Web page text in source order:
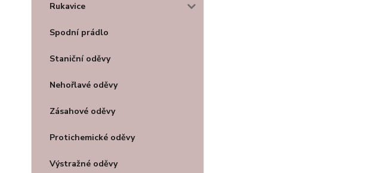
Rukavice
Spodní prádlo
Staniční oděvy
Nehořlavé oděvy
Zásahové oděvy
Protichemické oděvy
Výstražné oděvy